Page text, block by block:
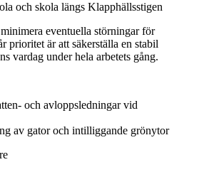
och skola längs Klapphällsstigen
eventuella störningar för
prioritet är att säkerställa en stabil
vardag under hela arbetets gång.
och avloppsledningar vid
av gator och intilliggande grönytor